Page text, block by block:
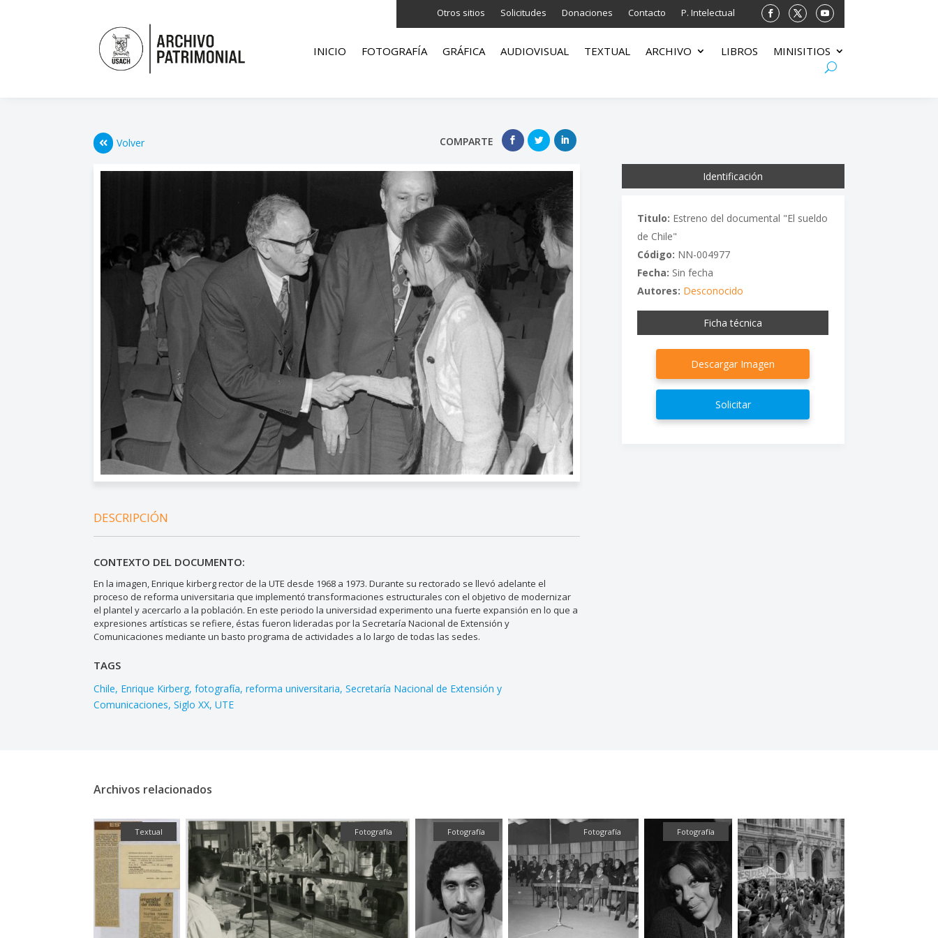
Otros sitios Solicitudes Donaciones Contacto P. Intelectual
INICIO FOTOGRAFÍA GRÁFICA AUDIOVISUAL TEXTUAL ARCHIVO LIBROS MINISITIOS
Volver COMPARTE
DESCRIPCIÓN
CONTEXTO DEL DOCUMENTO:
En la imagen, Enrique kirberg rector de la UTE desde 1968 a 1973. Durante su rectorado se llevó adelante el
proceso de reforma universitaria que implementó transformaciones estructurales con el objetivo de modernizar
el plantel y acercarlo a la población. En este periodo la universidad experimento una fuerte expansión en lo que a
expresiones artísticas se refiere, éstas fueron lideradas por la Secretaría Nacional de Extensión y
Comunicaciones mediante un basto programa de actividades a lo largo de todas las sedes.
TAGS
Chile Enrique Kirberg fotografía reforma universitaria Secretaría Nacional de Extensión y
Comunicaciones Siglo XX UTE
Identificación
Titulo: Estreno del documental "El sueldo
de Chile"
Código: NN-004977
Fecha: Sin fecha
Autores: Desconocido
Ficha técnica
Descargar Imagen
Solicitar
Archivos relacionados
Textual Fotografía Fotografía Fotografía Fotografía